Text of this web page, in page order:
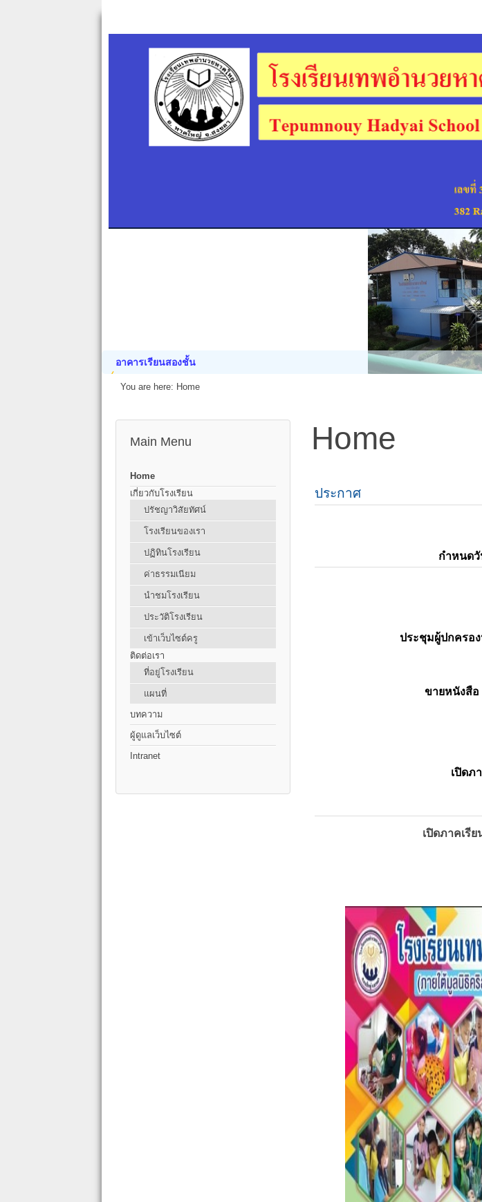
อาคารเรียนสองชั้น
You are here: Home
Main Menu
Home
เกี่ยวกับโรงเรียน
ปรัชญาวิสัยทัศน์
โรงเรียนของเรา
ปฏิทินโรงเรียน
ค่าธรรมเนียม
นำชมโรงเรียน
ประวัติโรงเรียน
เข้าเว็บไซต์ครู
ติดต่อเรา
ที่อยู่โรงเรียน
แผนที่
บทความ
ผู้ดูแลเว็บไซต์
Intranet
Home
ประกาศ
กำหนดวั
ประชุมผู้ปกครอง
ขายหนังสือ
เปิดภ
เปิดภาคเรี